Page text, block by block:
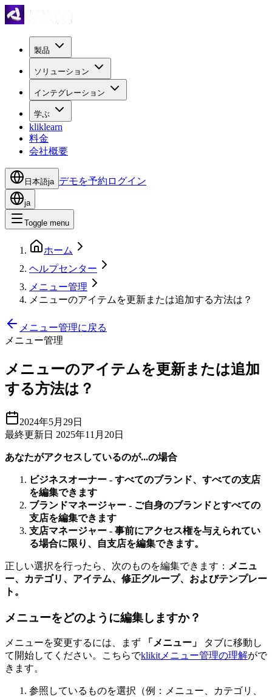
製品
ソリューション
インテグレーション
学ぶ
kliklearn
料金
会社概要
日本語ja デモを予約 ログイン
ja
Toggle menu
ホーム
ヘルプセンター
メニュー管理
メニューのアイテムを更新または追加する方法は？
メニュー管理に戻る
メニュー管理
メニューのアイテムを更新または追加
する方法は？
2024年5月29日
最終更新日 2025年11月20日
あなたがアクセスしているのが...の場合
ビジネスオーナー - すべてのブランド、すべての支店
を編集できます
ブランドマネージャー - ご自身のブランドとすべての
支店を編集できます
支店マネージャー - 事前にアクセス権を与えられてい
る場合に限り、自支店を編集できます。
正しい選択を行ったら、次のものを編集できます： メニュ
ー、カテゴリ、アイテム、修正グループ、およびテンプレー
ト。
メニューをどのように編集しますか？
メニューを変更するには、まず 「メニュー」
タブに移動し
て開始してください。こちらでklikitメニュー管理の理解がで
きます。
参照しているものを選択（例：メニュー、カテゴリ、